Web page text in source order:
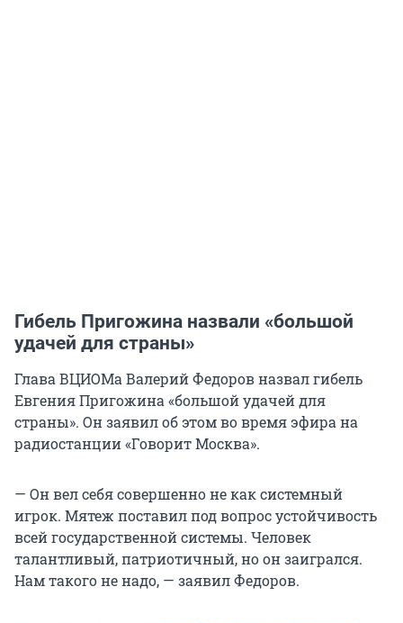
Гибель Пригожина назвали «большой
удачей для страны»
Глава ВЦИОМа Валерий Федоров назвал гибель
Евгения Пригожина «большой удачей для
страны». Он заявил об этом во время эфира на
радиостанции «Говорит Москва».
— Он вел себя совершенно не как системный
игрок. Мятеж поставил под вопрос устойчивость
всей государственной системы. Человек
талантливый, патриотичный, но он заигрался.
Нам такого не надо, — заявил Федоров.